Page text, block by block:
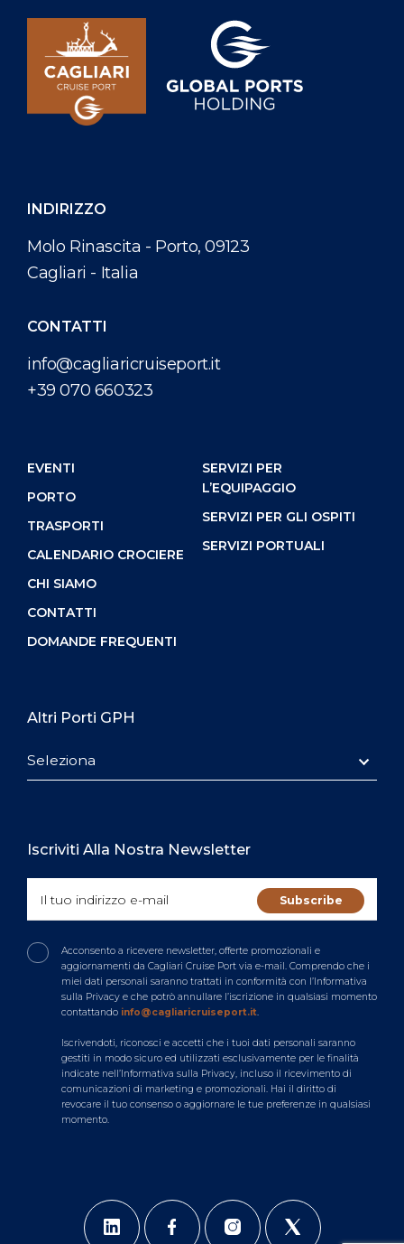
INDIRIZZO
Molo Rinascita - Porto, 09123
Cagliari - Italia
CONTATTI
info@cagliaricruiseport.it
+39 070 660323
EVENTI
PORTO
TRASPORTI
CALENDARIO CROCIERE
CHI SIAMO
CONTATTI
DOMANDE FREQUENTI
SERVIZI PER
L’EQUIPAGGIO
SERVIZI PER GLI OSPITI
SERVIZI PORTUALI
Altri Porti GPH
Seleziona
Iscriviti Alla Nostra Newsletter
Acconsento a ricevere newsletter, offerte promozionali e
aggiornamenti da Cagliari Cruise Port via e-mail. Comprendo che i
miei dati personali saranno trattati in conformità con l’Informativa
sulla Privacy e che potrò annullare l’iscrizione in qualsiasi momento
contattando info@cagliaricruiseport.it.
Iscrivendoti, riconosci e accetti che i tuoi dati personali saranno
gestiti in modo sicuro ed utilizzati esclusivamente per le finalità
indicate nell’Informativa sulla Privacy, incluso il ricevimento di
comunicazioni di marketing e promozionali. Hai il diritto di
revocare il tuo consenso o aggiornare le tue preferenze in qualsiasi
momento.